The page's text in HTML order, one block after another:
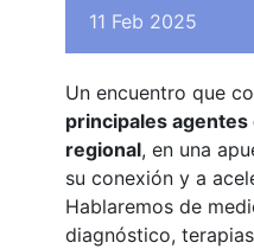
11 Feb 2025
Un encuentro que
principales
regional, en una
su conexión y a
Hablaremos de
diagnóstico,